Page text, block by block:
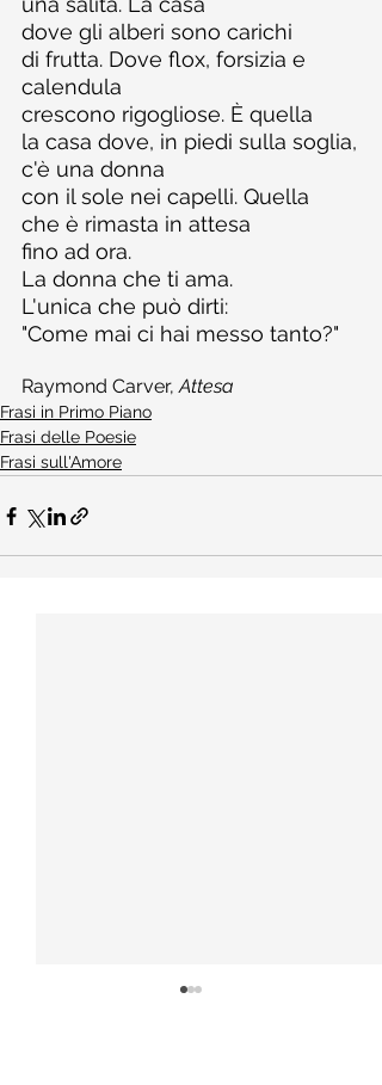
dove gli alberi sono carichi
di frutta. Dove flox, forsizia e
calendula
crescono rigogliose. È quella
la casa dove, in piedi sulla soglia,
c'è una donna
con il sole nei capelli. Quella
che è rimasta in attesa
fino ad ora.
La donna che ti ama.
L'unica che può dirti:
"Come mai ci hai messo tanto?"
Raymond Carver, Attesa
Frasi in Primo Piano
Frasi delle Poesie
Frasi sull'Amore